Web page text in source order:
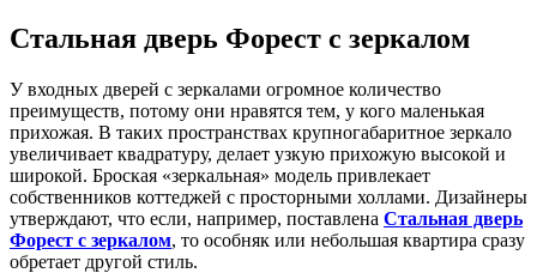
Стальная дверь Форест с зеркалом
У входных дверей с зеркалами огромное количество
преимуществ, потому они нравятся тем, у кого маленькая
прихожая. В таких пространствах крупногабаритное зеркало
увеличивает квадратуру, делает узкую прихожую высокой и
широкой. Броская «зеркальная» модель привлекает
собственников коттеджей с просторными холлами. Дизайнеры
утверждают, что если, например, поставлена Стальная дверь
Форест с зеркалом, то особняк или небольшая квартира сразу
обретает другой стиль.